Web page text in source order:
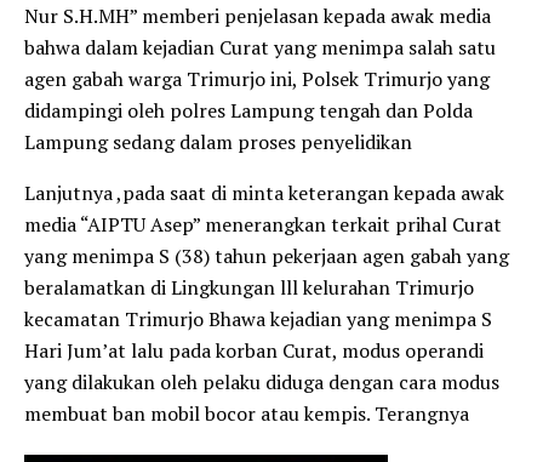
Nur S.H.MH” memberi penjelasan kepada awak media
bahwa dalam kejadian Curat yang menimpa salah satu
agen gabah warga Trimurjo ini, Polsek Trimurjo yang
didampingi oleh polres Lampung tengah dan Polda
Lampung sedang dalam proses penyelidikan
Lanjutnya ,pada saat di minta keterangan kepada awak
media “AIPTU Asep” menerangkan terkait prihal Curat
yang menimpa S (38) tahun pekerjaan agen gabah yang
beralamatkan di Lingkungan lll kelurahan Trimurjo
kecamatan Trimurjo Bhawa kejadian yang menimpa S
Hari Jum’at lalu pada korban Curat, modus operandi
yang dilakukan oleh pelaku diduga dengan cara modus
membuat ban mobil bocor atau kempis. Terangnya